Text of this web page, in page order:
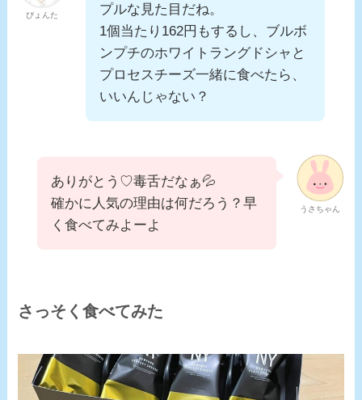
ぴょんた
プルな見た目だね。
1個当たり162円もするし、ブルボ
ンプチのホワイトラングドシャと
プロセスチーズ一緒に食べたら、
いいんじゃない？
うさちゃん
ありがとう♡毒舌だなぁ💦
確かに人気の理由は何だろう？早
く食べてみよーよ
さっそく食べてみた